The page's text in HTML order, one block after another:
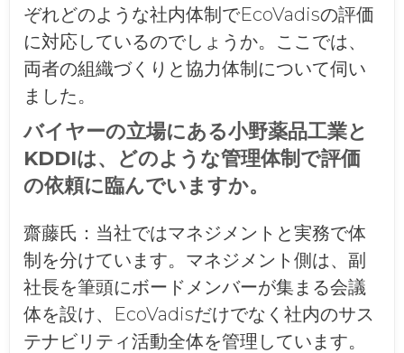
ぞれどのような社内体制でEcoVadisの評価
に対応しているのでしょうか。ここでは、
両者の組織づくりと協力体制について伺い
ました。
バイヤーの立場にある小野薬品工業と
KDDIは、どのような管理体制で評価
の依頼に臨んでいますか。
齋藤氏： 当社ではマネジメントと実務で体
制を分けています。マネジメント側は、副
社長を筆頭にボードメンバーが集まる会議
体を設け、EcoVadisだけでなく社内のサス
テナビリティ活動全体を管理しています。